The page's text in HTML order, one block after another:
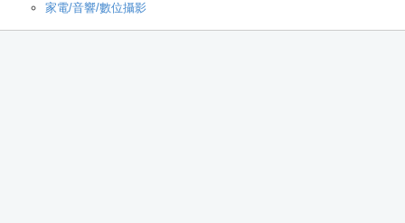
家電/音響/數位攝影